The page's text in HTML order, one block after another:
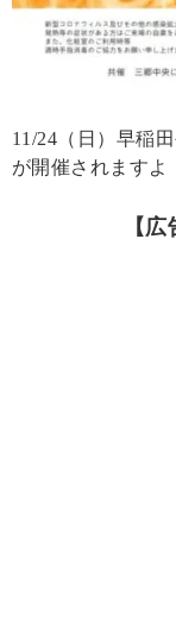
11/24（日）早稲
が開催されますよ
【